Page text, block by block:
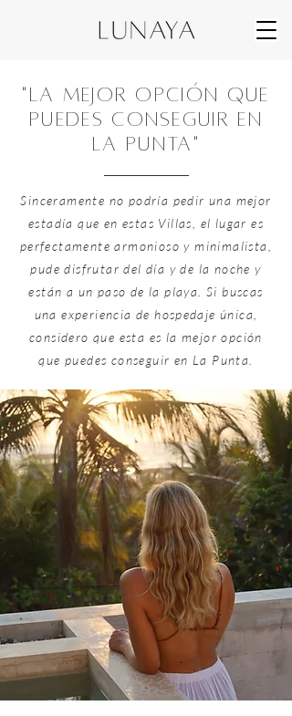
"la mejor opción que
puedes conseguir en
la punta"
Sinceramente no podría pedir una mejor
estadía que en estas Villas, el lugar es
perfectamente armonioso y minimalista,
pude disfrutar del día y de la noche y
están a un paso de la playa. Si buscas
una experiencia de hospedaje única,
considero que esta es la mejor opción
que puedes conseguir en La Punta.